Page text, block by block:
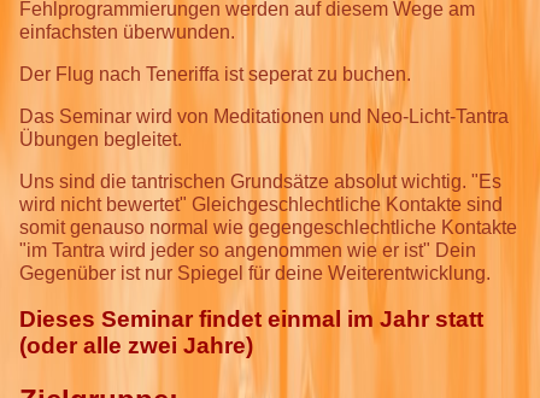
Fehlprogrammierungen werden auf diesem Wege am
einfachsten überwunden.
Der Flug nach Teneriffa ist seperat zu buchen.
Das Seminar wird von Meditationen und Neo-Licht-Tantra
Übungen begleitet.
Uns sind die tantrischen Grundsätze absolut wichtig. "Es
wird nicht bewertet" Gleichgeschlechtliche Kontakte sind
somit genauso normal wie gegengeschlechtliche Kontakte
"im Tantra wird jeder so angenommen wie er ist" Dein
Gegenüber ist nur Spiegel für deine Weiterentwicklung.
Dieses Seminar findet einmal im Jahr statt
(oder alle zwei Jahre)